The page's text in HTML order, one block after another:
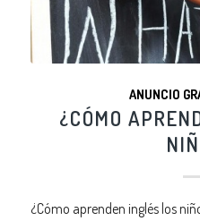
ANUNCIO
¿CÓMO
¿Cómo aprenden inglés los